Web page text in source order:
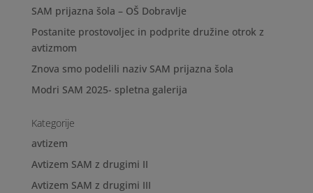
SAM prijazna šola – OŠ Dobravlje
Postanite prostovoljec in podprite družine otrok z
avtizmom
Znova smo podelili naziv SAM prijazna šola
Modri SAM 2025- spletna galerija
Kategorije
avtizem
Avtizem SAM z drugimi II
Avtizem SAM z drugimi III